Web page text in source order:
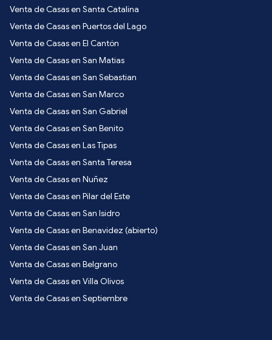
Venta de Casas en Santa Catalina
Venta de Casas en Puertos del Lago
Venta de Casas en El Cantón
Venta de Casas en San Matias
Venta de Casas en San Sebastian
Venta de Casas en San Marco
Venta de Casas en San Gabriel
Venta de Casas en San Benito
Venta de Casas en Las Tipas
Venta de Casas en Santa Teresa
Venta de Casas en Nuñez
Venta de Casas en Pilar del Este
Venta de Casas en San Isidro
Venta de Casas en Benavidez (abierto)
Venta de Casas en San Juan
Venta de Casas en Belgrano
Venta de Casas en Villa Olivos
Venta de Casas en Septiembre